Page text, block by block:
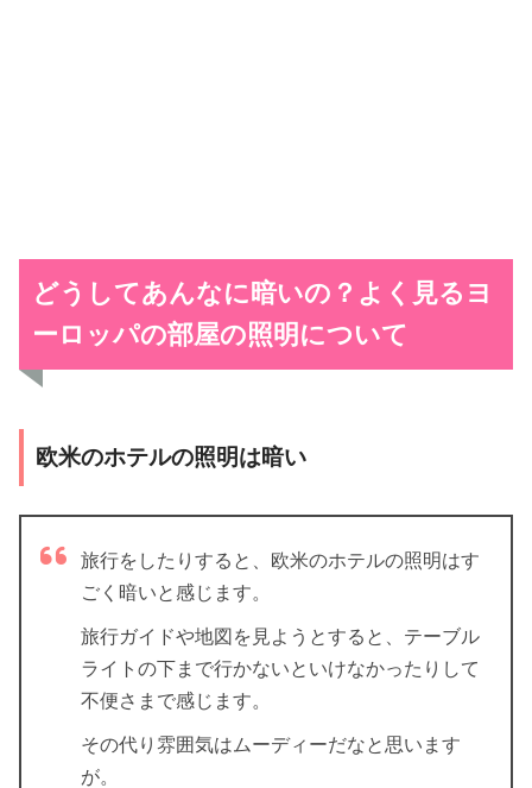
どうしてあんなに暗いの？よく見るヨ
ーロッパの部屋の照明について
欧米のホテルの照明は暗い
旅行をしたりすると、欧米のホテルの照明はす
ごく暗いと感じます。
旅行ガイドや地図を見ようとすると、テーブル
ライトの下まで行かないといけなかったりして
不便さまで感じます。
その代り雰囲気はムーディーだなと思います
が。